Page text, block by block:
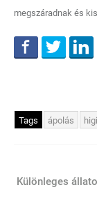
megszáradnak és
Tags ápolás
Különleges